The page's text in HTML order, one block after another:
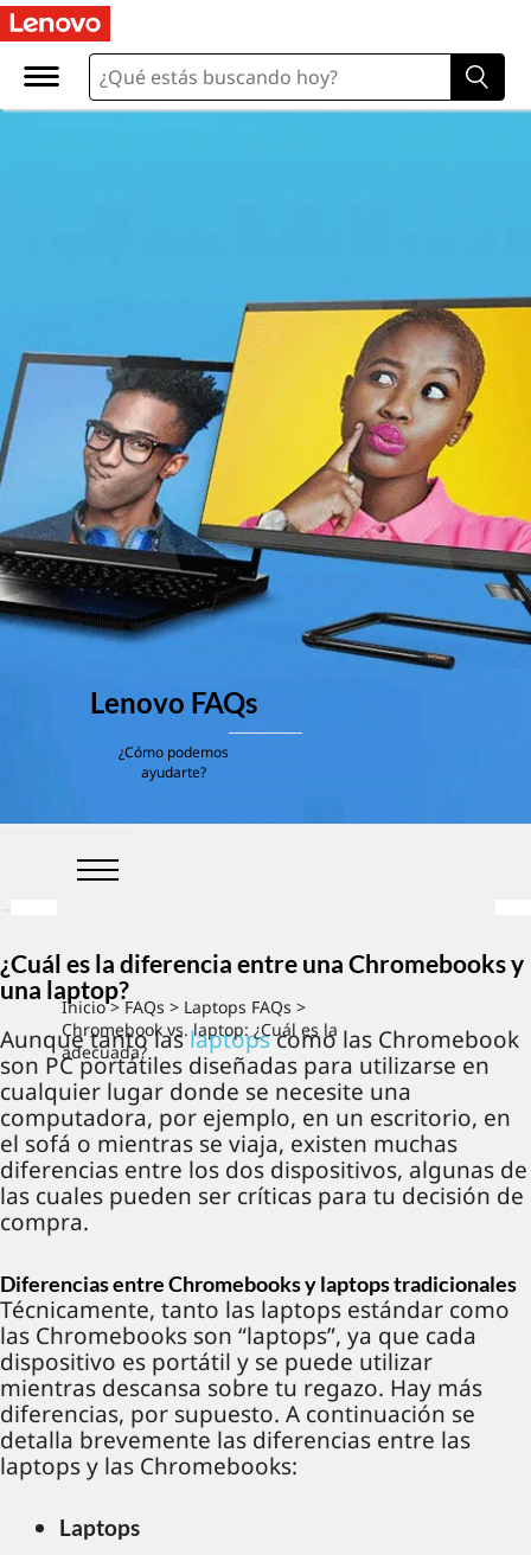
Inicio>FAQs> Laptops FAQs>
Chromebook vs. laptop: ¿Cuál es la
adecuada?
Lenovo FAQs
¿Cómo podemos
ayudarte?
¿Cuál es la diferencia entre una Chromebooks y
una laptop?
Aunque tanto laslaptopscomo las Chromebook
son PC portátiles diseñadas para utilizarse en
cualquier lugar donde se necesite una
computadora, por ejemplo, en un escritorio, en
el sofá o mientras se viaja, existen muchas
diferencias entre los dos dispositivos, algunas de
las cuales pueden ser críticas para tu decisión de
compra.
Diferencias entre Chromebooks y laptops tradicionales
Técnicamente, tanto las laptops estándar como
las Chromebooks son “laptops”, ya que cada
dispositivo es portátil y se puede utilizar
mientras descansa sobre tu regazo. Hay más
diferencias, por supuesto. A continuación se
detalla brevemente las diferencias entre las
laptops y las Chromebooks:
Laptops